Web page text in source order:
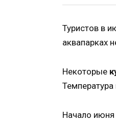
Туристов в
аквапарках
Некоторые
Температура
Начало июня